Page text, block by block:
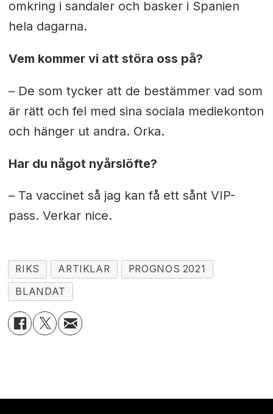
omkring i sandaler och basker i Spanien
hela dagarna.
Vem kommer vi att störa oss på?
– De som tycker att de bestämmer vad som
är rätt och fel med sina sociala mediekonton
och hänger ut andra. Orka.
Har du något nyårslöfte?
– Ta vaccinet så jag kan få ett sånt VIP-
pass. Verkar nice.
RIKS ARTIKLAR
PROGNOS 2021
BLANDAT